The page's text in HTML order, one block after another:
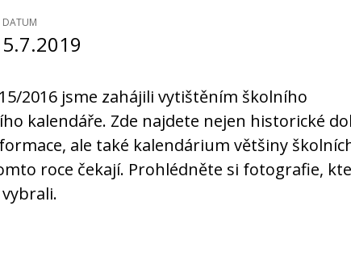
DATUM
5.7.2019
2016 jsme zahájili vytištěním školního
kalendáře. Zde najdete nejen historické
ale také kalendárium většiny
roce čekají. Prohlédněte si fotografie,